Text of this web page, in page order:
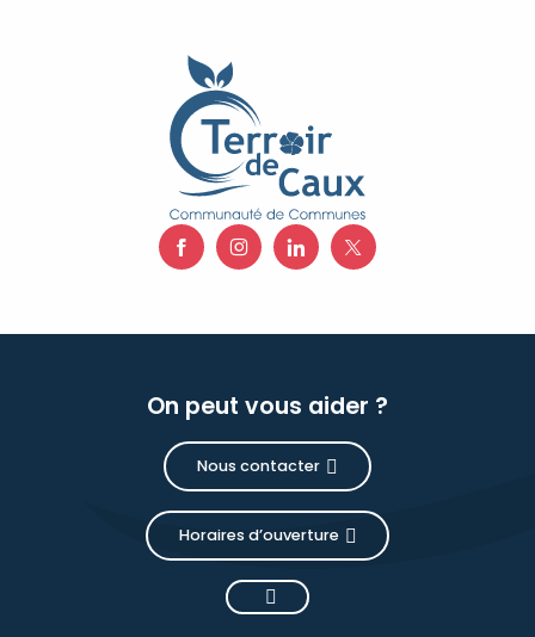
On peut vous aider ?
Nous contacter
Horaires d’ouverture